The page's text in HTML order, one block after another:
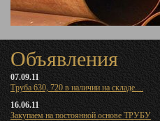
Объявления
07.09.11
Труба 630, 720 в наличии на складе....
16.06.11
Закупаем на постоянной основе ТРУБУ